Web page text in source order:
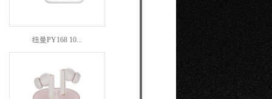
纽曼PY168 10...